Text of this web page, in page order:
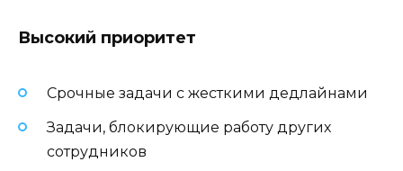
Высокий приоритет
Срочные задачи с жесткими дедлайнами
Задачи, блокирующие работу других
сотрудников